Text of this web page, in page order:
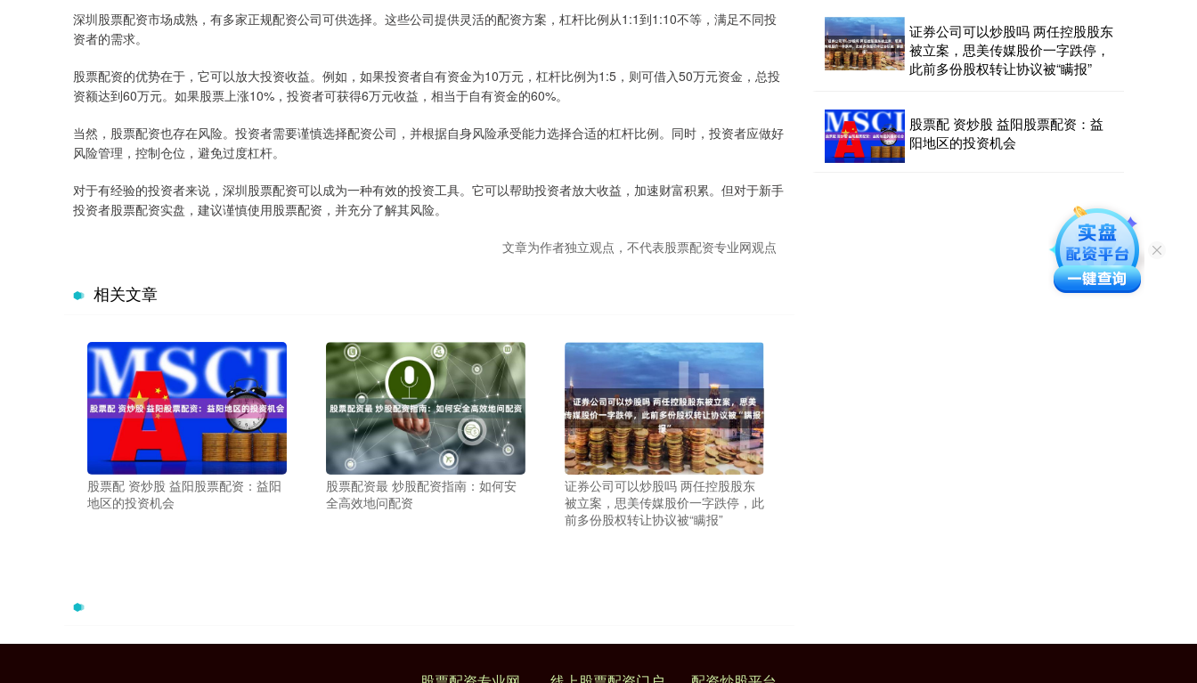
深圳股票配资市场成熟，有多家正规配资公司可供选择。这些公司提供灵活的配资方案，杠杆比例从1:1到1:10不等，满足不同投
资者的需求。
股票配资的优势在于，它可以放大投资收益。例如，如果投资者自有资金为10万元，杠杆比例为1:5，则可借入50万元资金，总投
资额达到60万元。如果股票上涨10%，投资者可获得6万元收益，相当于自有资金的60%。
当然，股票配资也存在风险。投资者需要谨慎选择配资公司，并根据自身风险承受能力选择合适的杠杆比例。同时，投资者应做好
风险管理，控制仓位，避免过度杠杆。
对于有经验的投资者来说，深圳股票配资可以成为一种有效的投资工具。它可以帮助投资者放大收益，加速财富积累。但对于新手
投资者股票配资实盘，建议谨慎使用股票配资，并充分了解其风险。
文章为作者独立观点，不代表股票配资专业网观点
相关文章
股票配 资炒股 益阳股票配资：益阳
地区的投资机会
股票配资最 炒股配资指南：如何安
全高效地问配资
证券公司可以炒股吗 两任控股股东
被立案，思美传媒股价一字跌停，此
前多份股权转让协议被“瞒报”
证券公司可以炒股吗 两任控股股东
被立案，思美传媒股价一字跌停，
此前多份股权转让协议被“瞒报”
股票配 资炒股 益阳股票配资：益
阳地区的投资机会